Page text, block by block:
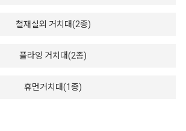
철재실외 거치대(2종)
플라잉 거치대(2종)
휴먼거치대(1종)